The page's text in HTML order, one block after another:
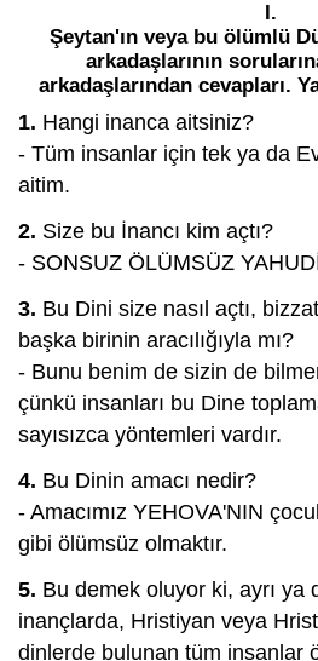
I.
Şeytan'ın veya bu ölümlü
arkadaşlarının
arkadaşlarından cevapları.
1. Hangi inanca aitsiniz?
- Tüm insanlar için tek ya da
aitim.
2. Size bu İnancı kim açtı?
- SONSUZ ÖLÜMSÜZ
3. Bu Dini size nasıl açtı,
başka birinin aracılığıyla mı?
- Bunu benim de sizin de
çünkü insanları bu Dine
sayısızca yöntemleri vardır.
4. Bu Dinin amacı nedir?
- Amacımız YEHOVA'NIN
gibi ölümsüz olmaktır.
5. Bu demek oluyor ki, ayrı ya
inançlarda, Hristiyan veya
dinlerde bulunan tüm insanlar